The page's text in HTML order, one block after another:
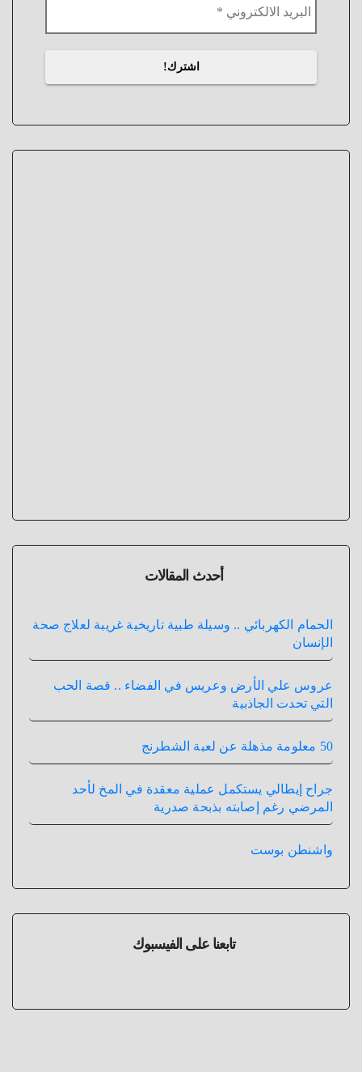
أحدث المقالات
الحمام الكهربائي .. وسيلة طبية تاريخية غريبة لعلاج صحة
الإنسان
عروس علي الأرض وعريس في الفضاء .. قصة الحب
التي تحدت الجاذبية
50 معلومة مذهلة عن لعبة الشطرنج
جراح إيطالي يستكمل عملية معقدة في المخ لأحد
المرضي رغم إصابته بذبحة صدرية
واشنطن بوست
تابعنا على الفيسبوك